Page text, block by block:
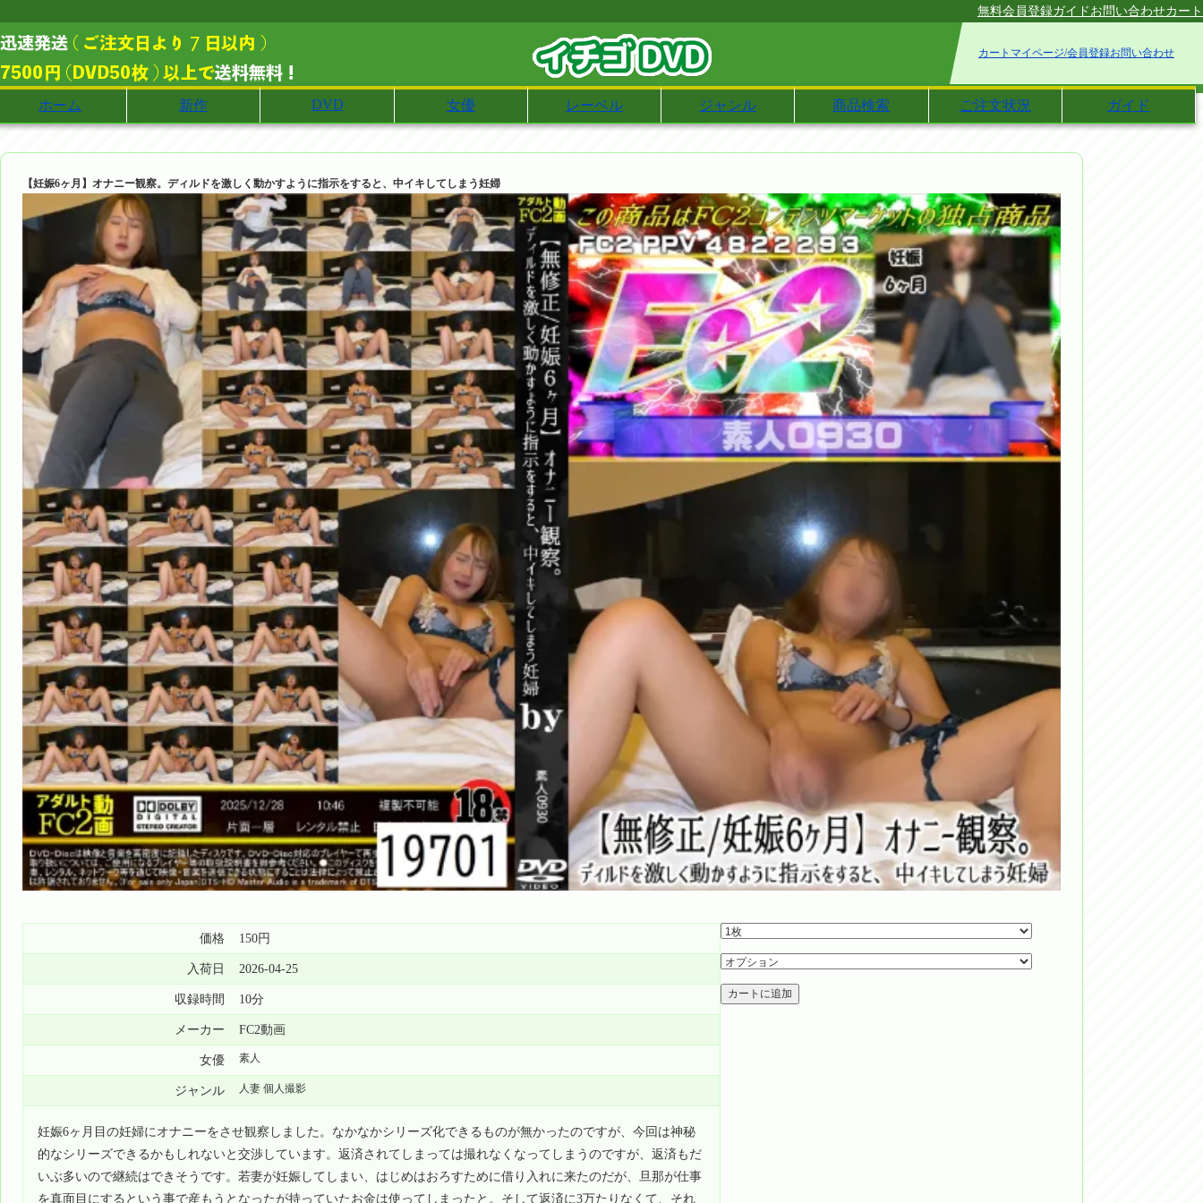
無料会員登録ガイド お問い合わせカート
カート マイページ/会員登録お問い合わせ
ホーム 新作 DVD 女優 レーベル ジャンル 商品検索 ご注文状況 ガイド
【妊娠6ヶ月】オナニー観察。ディルドを激しく動かすように指示をすると、中イキしてしまう妊婦
価格 150円
入荷日 2026-04-25
収録時間 10分
メーカー FC2動画
女優 素人
ジャンル 人妻 個人撮影
妊娠6ヶ月目の妊婦にオナニーをさせ観察しました。なかなかシリーズ化できるものが無かったのですが、今回は神秘
的なシリーズできるかもしれないと交渉しています。返済されてしまっては撮れなくなってしまうのですが、返済もだ
いぶ多いので継続はできそうです。若妻が妊娠してしまい、はじめはおろすために借り入れに来たのだが、旦那が仕事
を真面目にするという事で産もうとなったが持っていたお金は使ってしまったと。そして返済に3万たりなくて、それ
カートに追加